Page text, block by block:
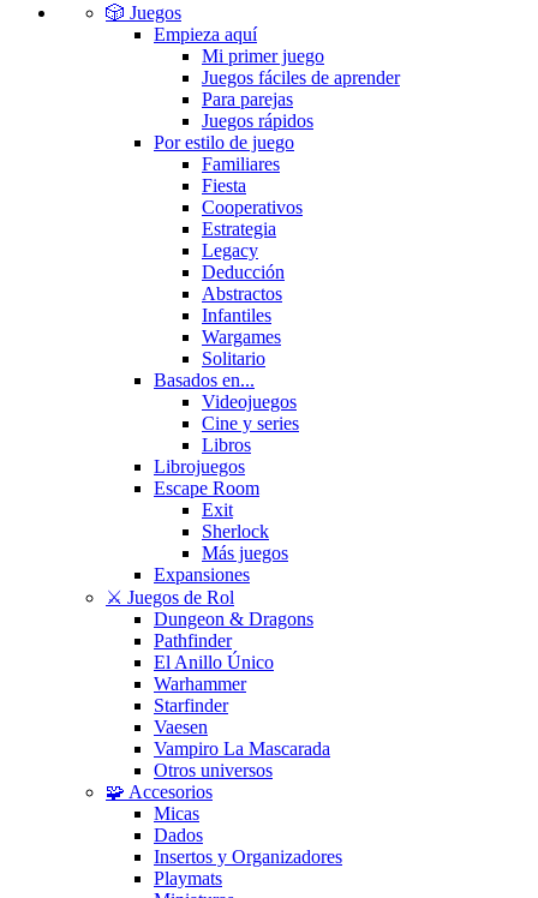
🎲 Juegos
Empieza aquí
Mi primer juego
Juegos fáciles de aprender
Para parejas
Juegos rápidos
Por estilo de juego
Familiares
Fiesta
Cooperativos
Estrategia
Legacy
Deducción
Abstractos
Infantiles
Wargames
Solitario
Basados en...
Videojuegos
Cine y series
Libros
Librojuegos
Escape Room
Exit
Sherlock
Más juegos
Expansiones
⚔️ Juegos de Rol
Dungeon & Dragons
Pathfinder
El Anillo Único
Warhammer
Starfinder
Vaesen
Vampiro La Mascarada
Otros universos
🧩 Accesorios
Micas
Dados
Insertos y Organizadores
Playmats